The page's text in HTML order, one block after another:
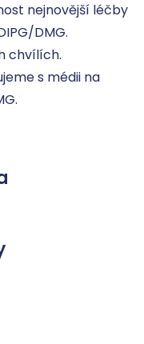
nejnovější léčby
DMG.
chvílích.
s médii na